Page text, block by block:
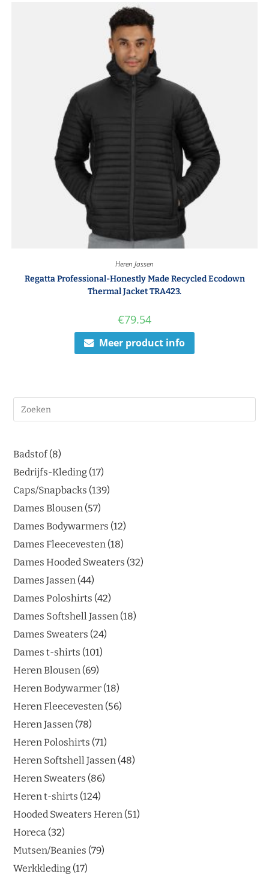
Heren Jassen
Regatta Professional-Honestly Made Recycled Ecodown
Thermal Jacket TRA423.
€79.54
Meer product info
Badstof 8
Bedrijfs-Kleding 17
Caps/Snapbacks 139
Dames Blousen 57
Dames Bodywarmers 12
Dames Fleecevesten 18
Dames Hooded Sweaters 32
Dames Jassen 44
Dames Poloshirts 42
Dames Softshell Jassen 18
Dames Sweaters 24
Dames t-shirts 101
Heren Blousen 69
Heren Bodywarmer 18
Heren Fleecevesten 56
Heren Jassen 78
Heren Poloshirts 71
Heren Softshell Jassen 48
Heren Sweaters 86
Heren t-shirts 124
Hooded Sweaters Heren 51
Horeca 32
Mutsen/Beanies 79
Werkkleding 17